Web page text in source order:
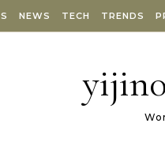
NEWS TECH TRENDS